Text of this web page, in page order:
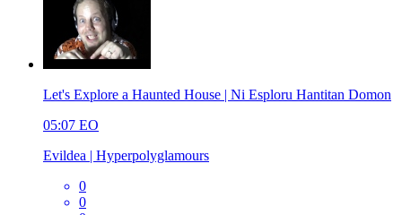
Let's Explore a Haunted House | Ni Esploru Hantitan Domon
05:07 EO
Evildea | Hyperpolyglamours
0
0